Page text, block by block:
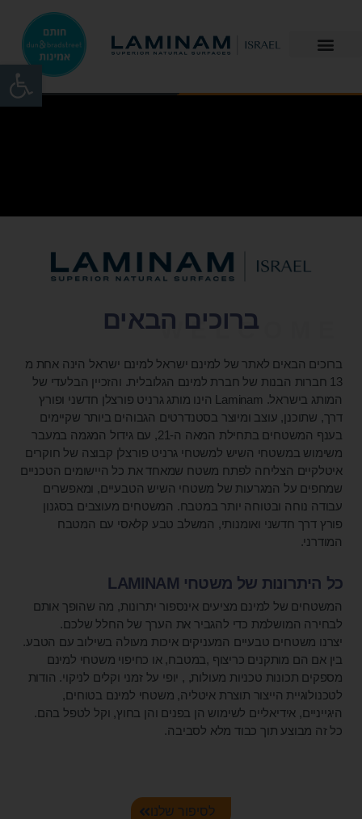
ברוכים הבאים
WELCOME
ברוכים הבאים לאתר של למינם ישראל למינם ישראל הינה אחת מ
13 חברות הבנות של חברת למינם הגלובלית. והזכיין הבלעדי של
המותג בישראל. Laminam הינו מותג גרניט פורצלן חדשני ופורץ
דרך, שתוכנן, עוצב ומיוצר בסטנדרטים הגבוהים ביותר שקיימים
בענף המשטחים בתחילת המאה ה-21, עם גידול המגמה במעבר
משימוש במשטחי השיש למשטחי גרניט פורצלן קבוצה של חוקרים
איטלקיים הצליחה לפתח משטח שמאחד את כל היישומים הטכניים
שמחפים על המגרעות של משטחי השיש הטבעיים, ומאפשרים
עבודה נוחה ובטוחה יותר במטבח. המשטחים מעוצבים בסגנון
פורץ דרך חדשני ואומנותי, המשלב טבע קלאסי עם המטבח
המודרני.
כל היתרונות של משטחי LAMINAM
המשטחים של למינם מציעים אינספור יתרונות, מה שהופך אותם
לבחירה המושלמת כדי להגביר את הערך של החלל שלכם.
יצרנו משטחים טבעיים המעניקים איכות מעולה בשילוב עם הטבע.
בין אם הם מותקנים כריצוף ,במטבח, או כחיפוי משטחי למינם
מספקים תכונות טכניות מעולות, , יופי על זמני וקלים לניקוי. הודות
לטכנולוגיית הייצור תוצרת איטליה, משטחי למינם בטוחים,
היגייניים, אידיאליים לשימוש הן בפנים והן בחוץ, וקל לטפל בהם.
כל זה מבוצע תוך כבוד מלא לסביבה.
לסיפור שלנו